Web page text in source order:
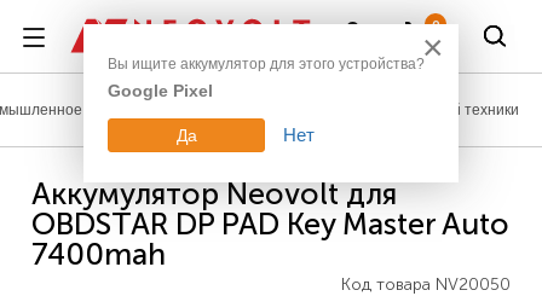
0
оборудование Аккумуляторы для измерительной техники
Аккумулятор Neovolt для
OBDSTAR DP PAD Key Master Auto
7400mah
Код товара NV20050
×
Вы ищите аккумулятор для этого устройства?
Google Pixel
Да Нет